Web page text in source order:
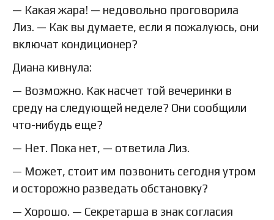
— Какая жара! — недовольно проговорила
Лиз. — Как вы думаете, если я пожалуюсь, они
включат кондиционер?
Диана кивнула:
— Возможно. Как насчет той вечеринки в
среду на следующей неделе? Они сообщили
что-нибудь еще?
— Нет. Пока нет, — ответила Лиз.
— Может, стоит им позвонить сегодня утром
и осторожно разведать обстановку?
— Хорошо. — Секретарша в знак согласия